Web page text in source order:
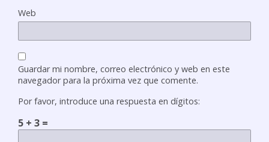
Web
Guardar mi nombre, correo electrónico y web en este
navegador para la próxima vez que comente.
Por favor, introduce una respuesta en dígitos:
5 + 3 =